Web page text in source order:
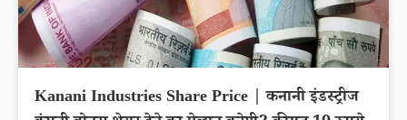
Kanani Industries Share Price | कनानी इंडस्ट्रीज